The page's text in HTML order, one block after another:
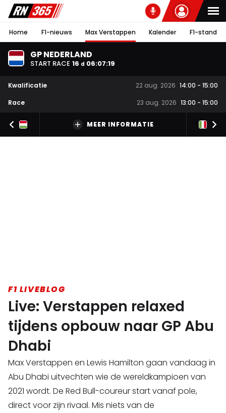
Home F1-nieuws Max Verstappen Kalender F1-stand
GP NEDERLAND
START RACE 16 d 06:07:18
Kwalificatie 22 aug. 2026 14:00 - 15:00
Race
23 aug. 2026 13:00 - 15:00
MEER INFORMATIE
F1 LIVEBLOG
Live: Verstappen relaxed
tijdens opbouw naar GP Abu
Dhabi
Max Verstappen en Lewis Hamilton gaan vandaag in
Abu Dhabi uitvechten wie de wereldkampioen van
2021 wordt. De Red Bull-coureur start vanaf pole,
direct voor zijn rivaal. Mis niets van de